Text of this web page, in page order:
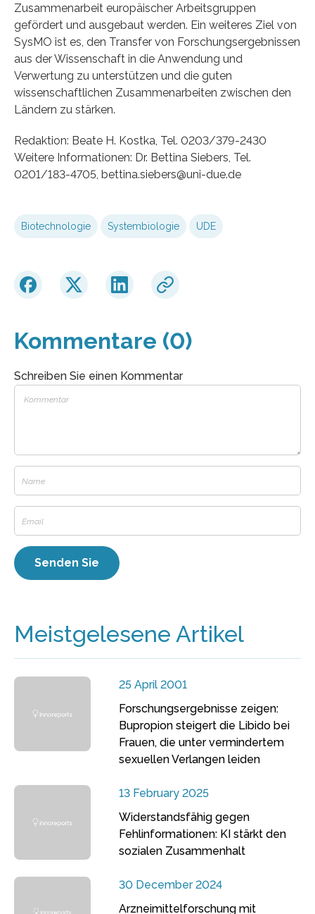
Zusammenarbeit europäischer Arbeitsgruppen
gefördert und ausgebaut werden. Ein weiteres Ziel von
SysMO ist es, den Transfer von Forschungsergebnissen
aus der Wissenschaft in die Anwendung und
Verwertung zu unterstützen und die guten
wissenschaftlichen Zusammenarbeiten zwischen den
Ländern zu stärken.
Redaktion: Beate H. Kostka, Tel. 0203/379-2430
Weitere Informationen: Dr. Bettina Siebers, Tel.
0201/183-4705, bettina.siebers@uni-due.de
Biotechnologie Systembiologie UDE
Kommentare (0)
Schreiben Sie einen Kommentar
Meistgelesene Artikel
25 April 2001
Forschungsergebnisse zeigen:
Bupropion steigert die Libido bei
Frauen, die unter vermindertem
sexuellen Verlangen leiden
13 February 2025
Widerstandsfähig gegen
Fehlinformationen: KI stärkt den
sozialen Zusammenhalt
30 December 2024
Arzneimittelforschung mit